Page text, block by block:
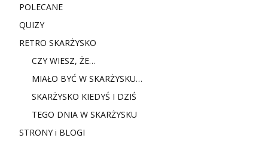
POLECANE
QUIZY
RETRO SKARŻYSKO
CZY WIESZ, ŻE…
MIAŁO BYĆ W SKARŻYSKU…
SKARŻYSKO KIEDYŚ I DZIŚ
TEGO DNIA W SKARŻYSKU
STRONY i BLOGI